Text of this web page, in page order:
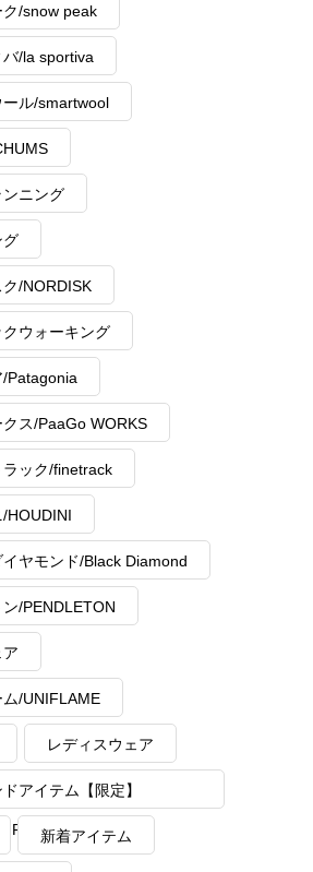
ク/snow peak
バ/la sportiva
ール/smartwool
ンニング
グ
ク/NORDISK
クウォーキング
Patagonia
ス/PaaGo WORKS
ラック/finetrack
HOUDINI
ヤモンド/Black Diamond
/PENDLETON
ア
/UNIFLAME
レディスウェア
アイテム【限定】
新着アイテム